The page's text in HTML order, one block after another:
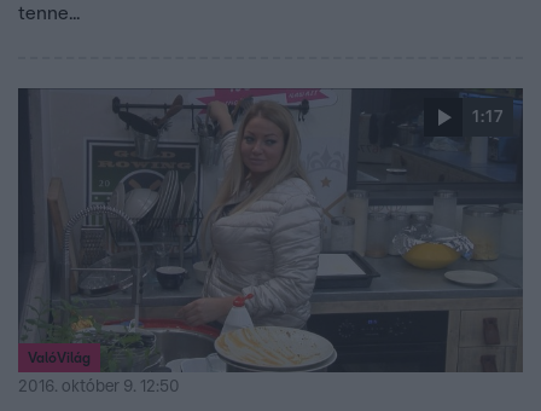
tenne...
1:17
ValóVilág
2016. október 9. 12:50